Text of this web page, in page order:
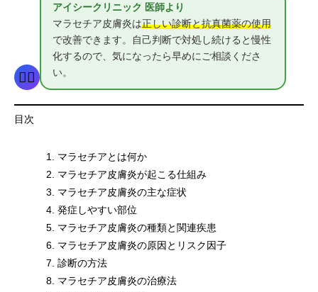
👨‍⚕️
アイシークリニック 医師より
マラセチア皮膚炎は正しい診断と抗真菌薬の使用
で改善できます。自己判断で対処し続けると慢性
化するので、気になったら早めにご相談くださ
い。
目次
マラセチアとは何か
マラセチア皮膚炎が起こる仕組み
マラセチア皮膚炎の主な症状
発症しやすい部位
マラセチア皮膚炎の種類と関連疾患
マラセチア皮膚炎の原因とリスク因子
診断の方法
マラセチア皮膚炎の治療法